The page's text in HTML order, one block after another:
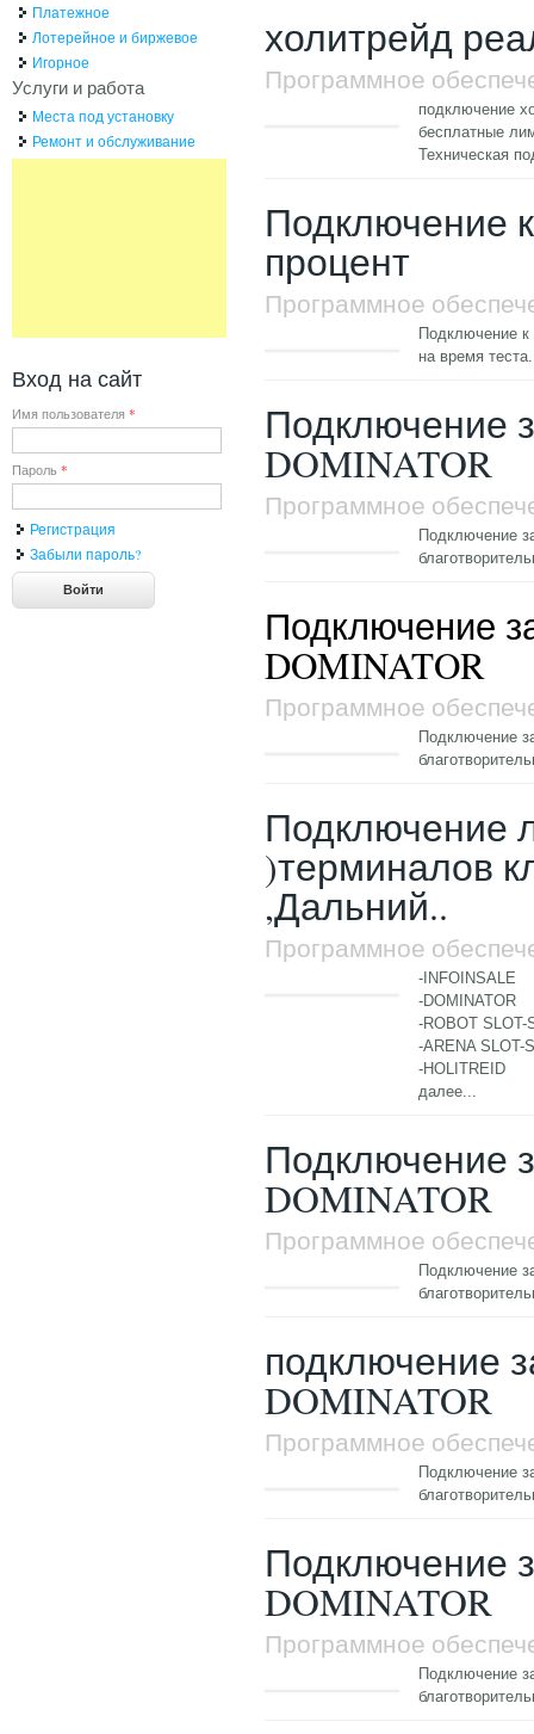
холитрейд
Программное
подключение
бесплатные
Техническая
Подключение
процент
Программное
Подключение
на время
Подключение
DOMINATOR
Программное
Подключение
Подключение
DOMINATOR
Программное
Подключение
Подключение
)терминалов
,Дальний..
Программное
-INFOINSALE
-DOMINATOR
-ROBOT SLOT-
-ARENA SLOT-
-HOLITREID
далее...
Подключение
DOMINATOR
Программное
Подключение
подключение
DOMINATOR
Программное
Подключение
Подключение
DOMINATOR
Программное
Подключение
Платежное
Лотерейное и биржевое
Игорное
Услуги и работа
Места под установку
Ремонт и обслуживание
Вход на сайт
Имя пользователя *
Пароль *
Регистрация
Забыли пароль?